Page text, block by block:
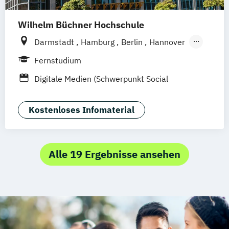
Sales Management & Strategy UX-Design
Wilhelm Büchner Hochschule
Darmstadt Hamburg Berlin
Hannover
Bonn
Nürnberg
Zürich Rostock Dortmund
Fernstudium
Digitale Medien (Schwerpunkt Social
Kostenloses Infomaterial
Alle 19 Ergebnisse ansehen